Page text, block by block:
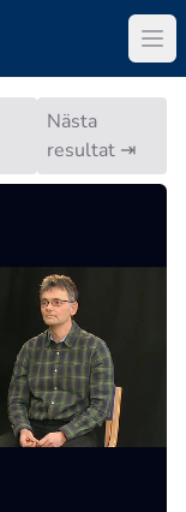
Nästa
resultat ⇥